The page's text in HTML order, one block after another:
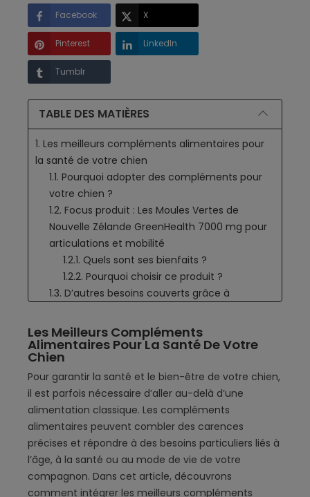
Facebook X
Pinterest LinkedIn
Tumblr
TABLE DES MATIÈRES
1. Les meilleurs compléments alimentaires pour
la santé de votre chien
1.1. Pourquoi adopter des compléments pour
votre chien ?
1.2. Focus produit : Les Moules Vertes de
Nouvelle Zélande GreenHealth 7000 mg pour
articulations et mobilité
1.2.1. Quels sont ses bienfaits ?
1.2.2. Pourquoi choisir ce produit ?
1.3. D’autres besoins couverts grâce à
1.3.1. Pelage brillant et peau saine
1.3.2. Digestion et flore intestinale
1.3.3. Gestion du stress
1.4. Pourquoi acheter vos compléments sur
Balneadog ?
Les Meilleurs Compléments
Alimentaires Pour La Santé De Votre
Chien
Pour garantir la santé et le bien-être de votre chien,
il est parfois nécessaire d’aller au-delà d’une
alimentation classique. Les compléments
alimentaires peuvent combler des carences
précises et répondre à des besoins particuliers liés à
l’âge, à la santé ou au mode de vie de votre
compagnon. Dans cet article, découvrons
comment intégrer les meilleurs compléments